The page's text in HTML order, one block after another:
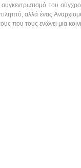
του
αλλά ένας
που τους ενώνει μια